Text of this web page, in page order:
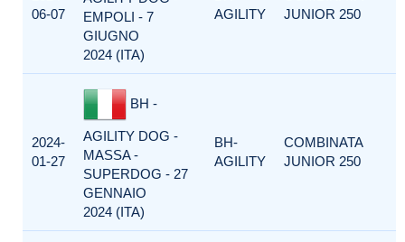
06-07
EMPOLI - 7
GIUGNO
2024 (ITA)
AGILITY
JUNIOR 250
2024-
01-27
BH -
AGILITY DOG -
MASSA -
SUPERDOG - 27
GENNAIO
2024 (ITA)
BH-
AGILITY
COMBINATA
JUNIOR 250